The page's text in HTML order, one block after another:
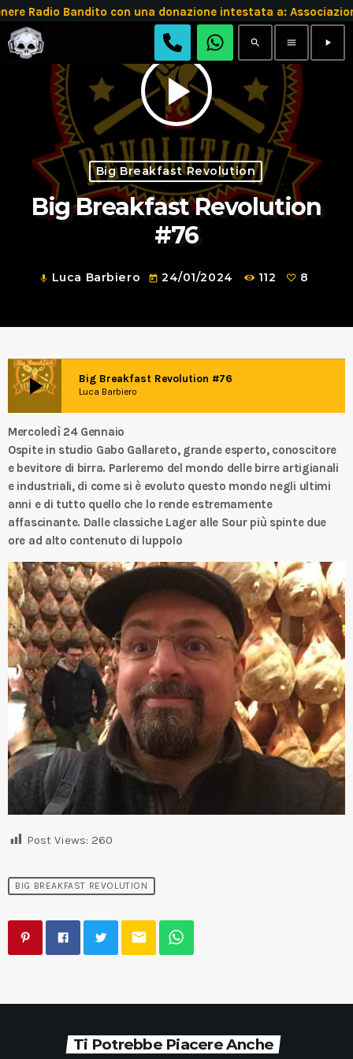
Bandito con una donazione intestata a:
search menu play_arrow
play_arrow
Big Breakfast Revolution
Big Breakfast Revolution
#76
mic Luca Barbiero today 24/01/2024 112 8
play_arrow Big Breakfast Revolution #76
Luca Barbiero
Mercoledì 24 Gennaio
Ospite in studio Gabo Gallareto, grande esperto, conoscitore
e bevitore di birra. Parleremo del mondo delle birre artigianali
e industriali, di come si è evoluto questo mondo negli ultimi
anni e di tutto quello che lo rende estremamente
affascinante. Dalle classiche Lager alle Sour più spinte due
ore ad alto contenuto di luppolo
Post Views: 260
BIG BREAKFAST REVOLUTION
email
Ti Potrebbe Piacere Anche